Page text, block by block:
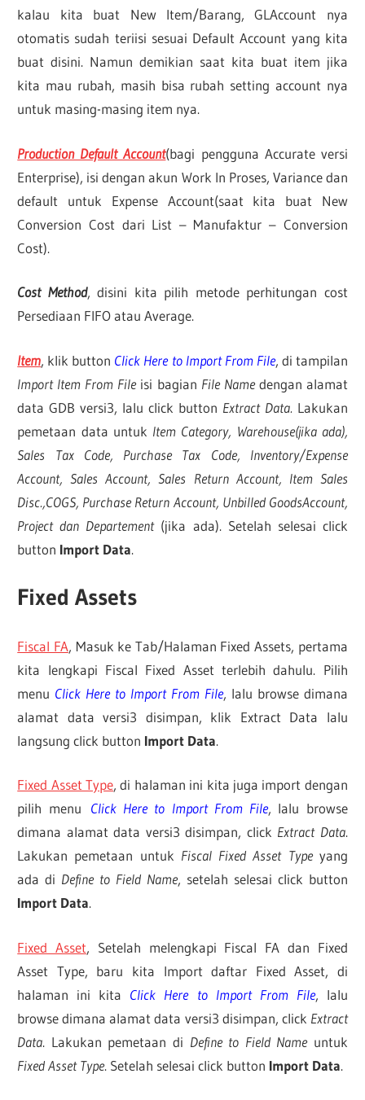
kalau kita buat New Item/Barang, GLAccount nya
otomatis sudah teriisi sesuai Default Account yang kita
buat disini. Namun demikian saat kita buat item jika
kita mau rubah, masih bisa rubah setting account nya
untuk masing-masing item nya.
Production Default Account(bagi pengguna Accurate versi
Enterprise), isi dengan akun Work In Proses, Variance dan
default untuk Expense Account(saat kita buat New
Conversion Cost dari List – Manufaktur – Conversion
Cost).
Cost Method, disini kita pilih metode perhitungan cost
Persediaan FIFO atau Average.
Item, klik button Click Here to Import From File, di tampilan
Import Item From Fileisi bagian File Namedengan alamat
data GDB versi3, lalu click button Extract Data. Lakukan
pemetaan data untuk Item Category, Warehouse(jika ada),
Sales Tax Code, Purchase Tax Code, Inventory/Expense
Account, Sales Account, Sales Return Account, Item Sales
Disc.,COGS, Purchase Return Account, Unbilled GoodsAccount,
Project dan Departement(jika ada). Setelah selesai click
button Import Data.
Fixed Assets
Fiscal FA, Masuk ke Tab/Halaman Fixed Assets, pertama
kita lengkapi Fiscal Fixed Asset terlebih dahulu. Pilih
menu Click Here to Import From File, lalu browse dimana
alamat data versi3 disimpan, klik Extract Data lalu
langsung click button Import Data.
Fixed Asset Type, di halaman ini kita juga import dengan
pilih menu Click Here to Import From File, lalu browse
dimana alamat data versi3 disimpan, click Extract Data.
Lakukan pemetaan untuk Fiscal Fixed Asset Typeyang
ada di Define to Field Name, setelah selesai click button
Import Data.
Fixed Asset, Setelah melengkapi Fiscal FA dan Fixed
Asset Type, baru kita Import daftar Fixed Asset, di
halaman ini kita Click Here to Import From File, lalu
browse dimana alamat data versi3 disimpan, click Extract
Data. Lakukan pemetaan di Define to Field Nameuntuk
Fixed Asset Type. Setelah selesai click button Import Data.